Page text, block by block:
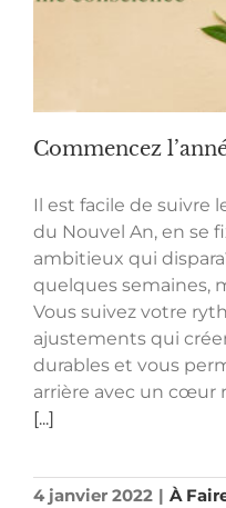
Commencez
Il est facile de suivre
du Nouvel An, en se
ambitieux qui
quelques semaines,
Vous suivez votre
ajustements qui
durables et vous
arrière avec un cœur
[...]
4 janvier 2022 | À